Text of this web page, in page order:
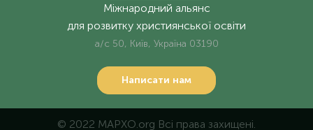
Міжнародний альянс
для розвитку християнської освіти
а/с 50, Київ, Україна 03190
Написати нам
© 2022 MAPXO.org Всі права захищені.